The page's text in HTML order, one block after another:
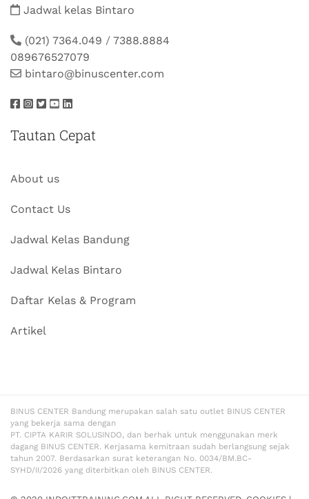
Jadwal kelas Bintaro
(021) 7364.049 / 7388.8884
089676527079
bintaro@binuscenter.com
Tautan Cepat
About us
Contact Us
Jadwal Kelas Bandung
Jadwal Kelas Bintaro
Daftar Kelas & Program
Artikel
BINUS CENTER Bandung merupakan salah satu outlet BINUS CENTER
yang bekerja sama dengan
PT. CIPTA KARIR SOLUSINDO, dan berhak untuk menggunakan merk
dagang BINUS CENTER. Kerjasama kemitraan sudah berlangsung sejak
tahun 2007. Berdasarkan surat keterangan No. 0034/BM.BC-
SYHD/II/2026 yang diterbitkan oleh BINUS CENTER.